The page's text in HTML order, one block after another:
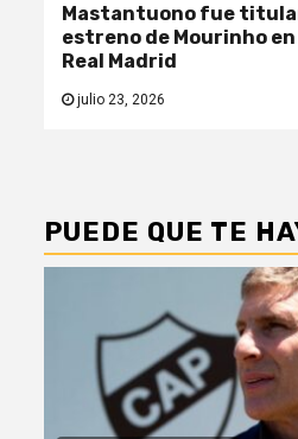
Mastantuono fue
estreno de Mourinho en
Real Madrid
julio 23, 2026
PUEDE QUE TE